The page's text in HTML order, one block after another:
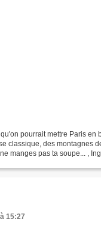
pourrait mettre Paris en
classique, des montagnes
manges pas ta soupe... ,
15:27